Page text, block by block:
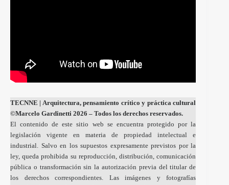
TECNNE | Arquitectura, pensamiento crítico y práctica cultural
©Marcelo Gardinetti 2026 – Todos los derechos reservados.
El contenido de este sitio web se encuentra protegido por la
legislación vigente en materia de propiedad intelectual e
industrial. Salvo en los supuestos expresamente previstos por la
ley, queda prohibida su reproducción, distribución, comunicación
pública o transformación sin la autorización previa del titular de
los derechos correspondientes. Las imágenes y fotografías